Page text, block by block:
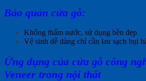
Bảo quản cửa gỗ:
Không thấm nước, sử dụng bền đẹp
Vệ sinh dễ dàng chỉ cần lau sạch bụi
Ứng dụng của cửa gỗ công
Veneer trong nội thất